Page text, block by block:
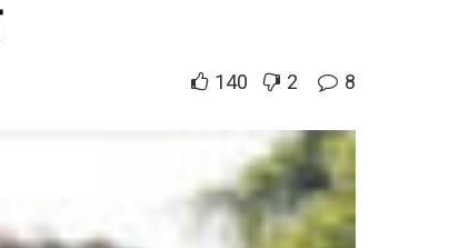
140 2 8